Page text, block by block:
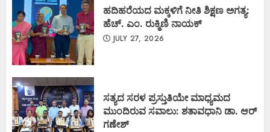
ಹದಿಹರೆಯದ ಮಕ್ಕಳಿಗೆ ನೀತಿ ಶಿಕ್ಷಣ ಅಗತ್ಯ:
ಹೆಚ್. ಎಂ. ರುಕ್ಮಿಣಿ ನಾಯಕ್
JULY 27, 2026
ಸತ್ಯದ ಸರಳ ಪ್ರಸ್ತುತಿಯೇ ಮಾಧ್ಯಮದ
ಮುಂದಿರುವ ಸವಾಲು: ಶತಾವಧಾನಿ ಡಾ. ಆರ್
ಗಣೇಶ್